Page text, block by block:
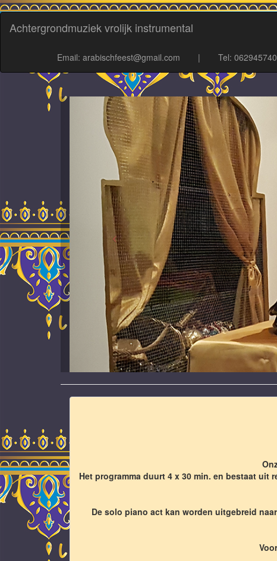
Achtergrondmuziek vrolijk instrumental
Email: arabischfeest@gmail.com | Tel:
Het programma duurt 4 x 30 min. en bestaat
De solo piano act kan worden uitgebreid